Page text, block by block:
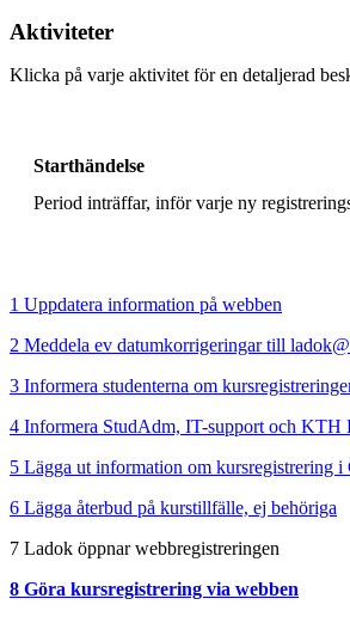
Aktiviteter
Klicka på varje aktivitet för en detaljerad
Starthändelse
Period inträffar, inför varje ny
1 Uppdatera information på webben
2 Meddela ev datumkorrigeringar till
3 Informera studenterna om
4 Informera StudAdm, IT-support och KTH
5 Lägga ut information om kursregistrering i
6 Lägga återbud på kurstillfälle, ej behöriga
7 Ladok öppnar webbregistreringen
8 Göra kursregistrering via webben